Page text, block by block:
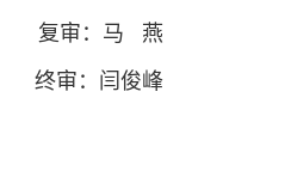
复审：马 燕
终审：闫俊峰